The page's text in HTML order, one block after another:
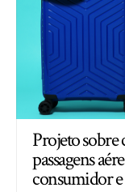
Projeto sobre
passagens
consumidor